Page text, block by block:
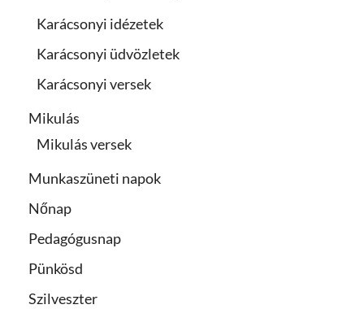
Karácsonyi idézetek
Karácsonyi üdvözletek
Karácsonyi versek
Mikulás
Mikulás versek
Munkaszüneti napok
Nőnap
Pedagógusnap
Pünkösd
Szilveszter